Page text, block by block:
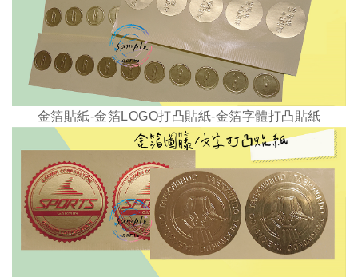
金箔貼紙-金箔 LOGO打凸貼紙-金箔字體打凸貼紙